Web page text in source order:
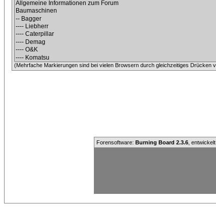
(Mehrfache Markierungen sind bei vielen Browsern durch gleichzeitiges Drücken
Forensoftware: Burning Board 2.3.6 ,